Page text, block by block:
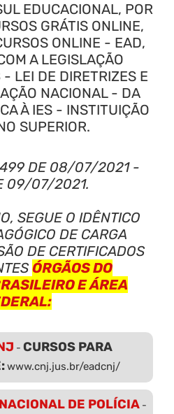
EDUCACIONAL, POR
GRÁTIS ONLINE,
ONLINE - EAD,
A LEGISLAÇÃO
LEI DE DIRETRIZES E
NACIONAL - DA
À IES - INSTITUIÇÃO
SUPERIOR.
499 DE 08/07/2021 -
09/07/2021.
SEGUE O IDÊNTICO
DE CARGA
DE CERTIFICADOS
ÓRGÃOS DO
E ÁREA
- CURSOS PARA
www.cnj.jus.br/eadcnj/
DE POLÍCIA-